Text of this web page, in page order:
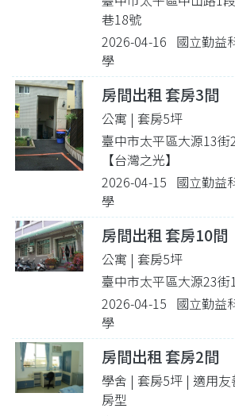
巷18號
2026-04-16 國立勤益
學
房間出租 套房3間
公寓 | 套房5坪
臺中市太平區大源13街
【台灣之光】
2026-04-15 國立勤益
學
房間出租 套房10間
公寓 | 套房5坪
臺中市太平區大源23街
2026-04-15 國立勤益
學
房間出租 套房2間
學舍 | 套房5坪 | 適用
房型